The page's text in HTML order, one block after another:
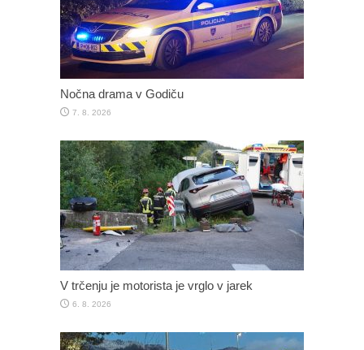
Nočna drama v Godiču
7. 8. 2026
V trčenju je motorista je vrglo v jarek
6. 8. 2026